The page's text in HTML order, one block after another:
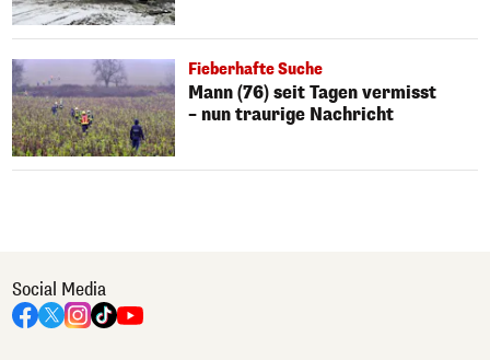
Fieberhafte Suche
Mann (76) seit Tagen vermisst
– nun traurige Nachricht
Social Media